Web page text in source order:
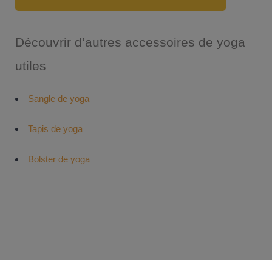
Découvrir d’autres accessoires de yoga
utiles
Sangle de yoga
Tapis de yoga
Bolster de yoga